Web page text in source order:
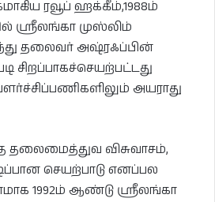
ரவூப் ஹக்கீம்,1988ம்
ஸ்ரீலங்கா முஸ்லிம்
தலைவர் அஷ்ரஃப்பின்
சிறப்பாகச்செயற்பட்டது
அயராது
தலைமைத்துவ விசுவாசம்,
செயற்பாடு எனப்பல
1992ம் ஆண்டு ஸ்ரீலங்கா